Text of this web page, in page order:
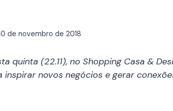
de novembro de 2018
quinta (22.11), no Shopping Casa &
novos negócios e gerar